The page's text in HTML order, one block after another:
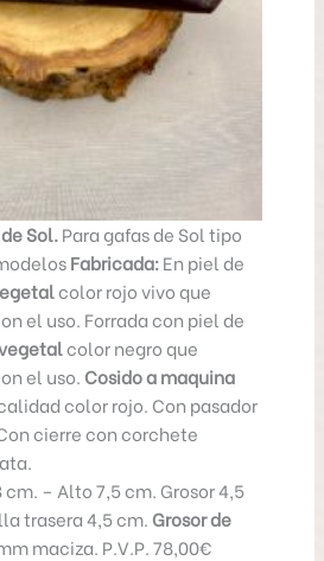
Sol.Para gafas de Sol tipo
Fabricada:En piel de
color rojo vivo que
el uso. Forrada con piel de
color negro que
el uso. Cosido a maquina
color rojo. Con pasador
cierre con corchete
cm. – Alto 7,5 cm. Grosor 4,5
trasera 4,5 cm. Grosor de
maciza. P.V.P. 78,00€